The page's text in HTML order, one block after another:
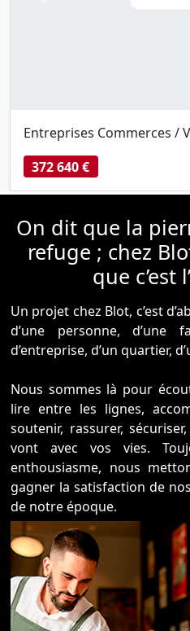
640 €
On dit que la
refuge ; chez
que c’est
Un projet chez Blot, c’est
d’une personne, d’une
d’entreprise, d’un quartier,
Nous sommes là pour
lire entre les lignes,
soutenir, rassurer,
vont avec vos vies.
enthousiasme, nous
gagner la satisfaction de
de notre époque.
Des professionnels surtout
L’ancrage historique de
nos agences vous
sur le marché. Animés